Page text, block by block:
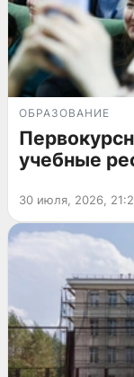
ОБРАЗОВАНИЕ
учебные
30 июля, 2026,